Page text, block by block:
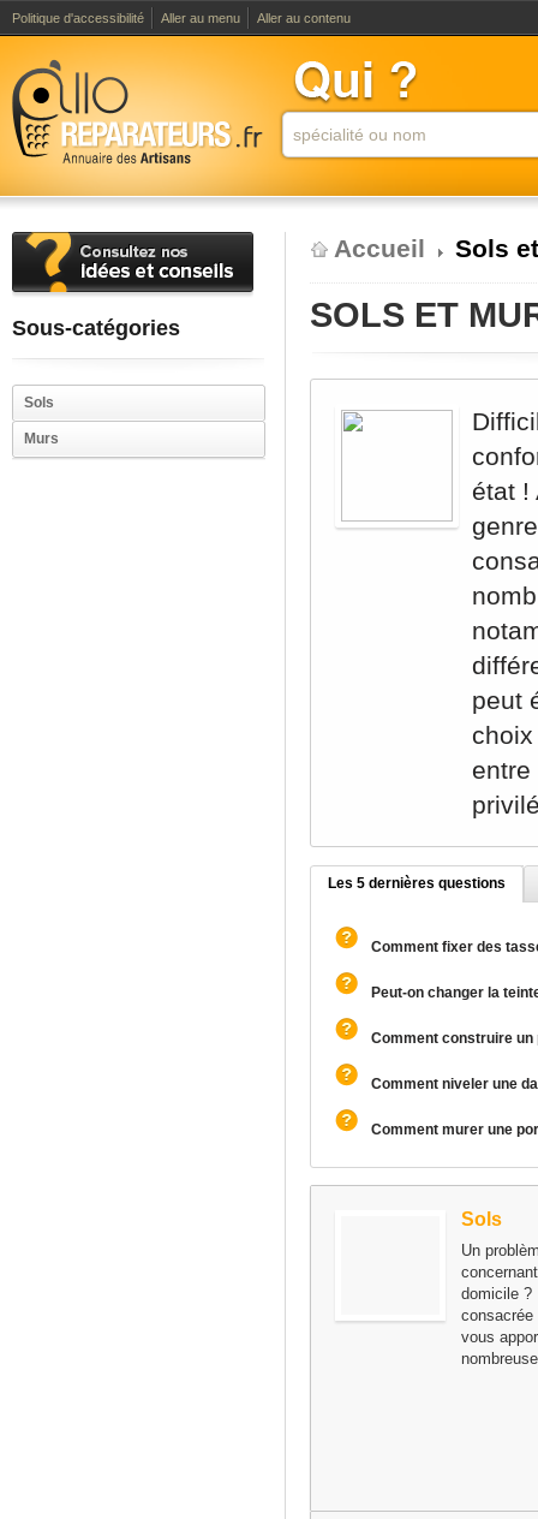
Politique d'accessibilité Aller au menu Aller au contenu
Sous-catégories
Sols
Murs
Accueil Sols
SOLS ET
état !
peut
entre
Les 5 dernières questions
Comment fixer des
Peut-on changer la
Comment construire
Comment niveler une
Comment murer une
Sols
Un
domicile ?
vous